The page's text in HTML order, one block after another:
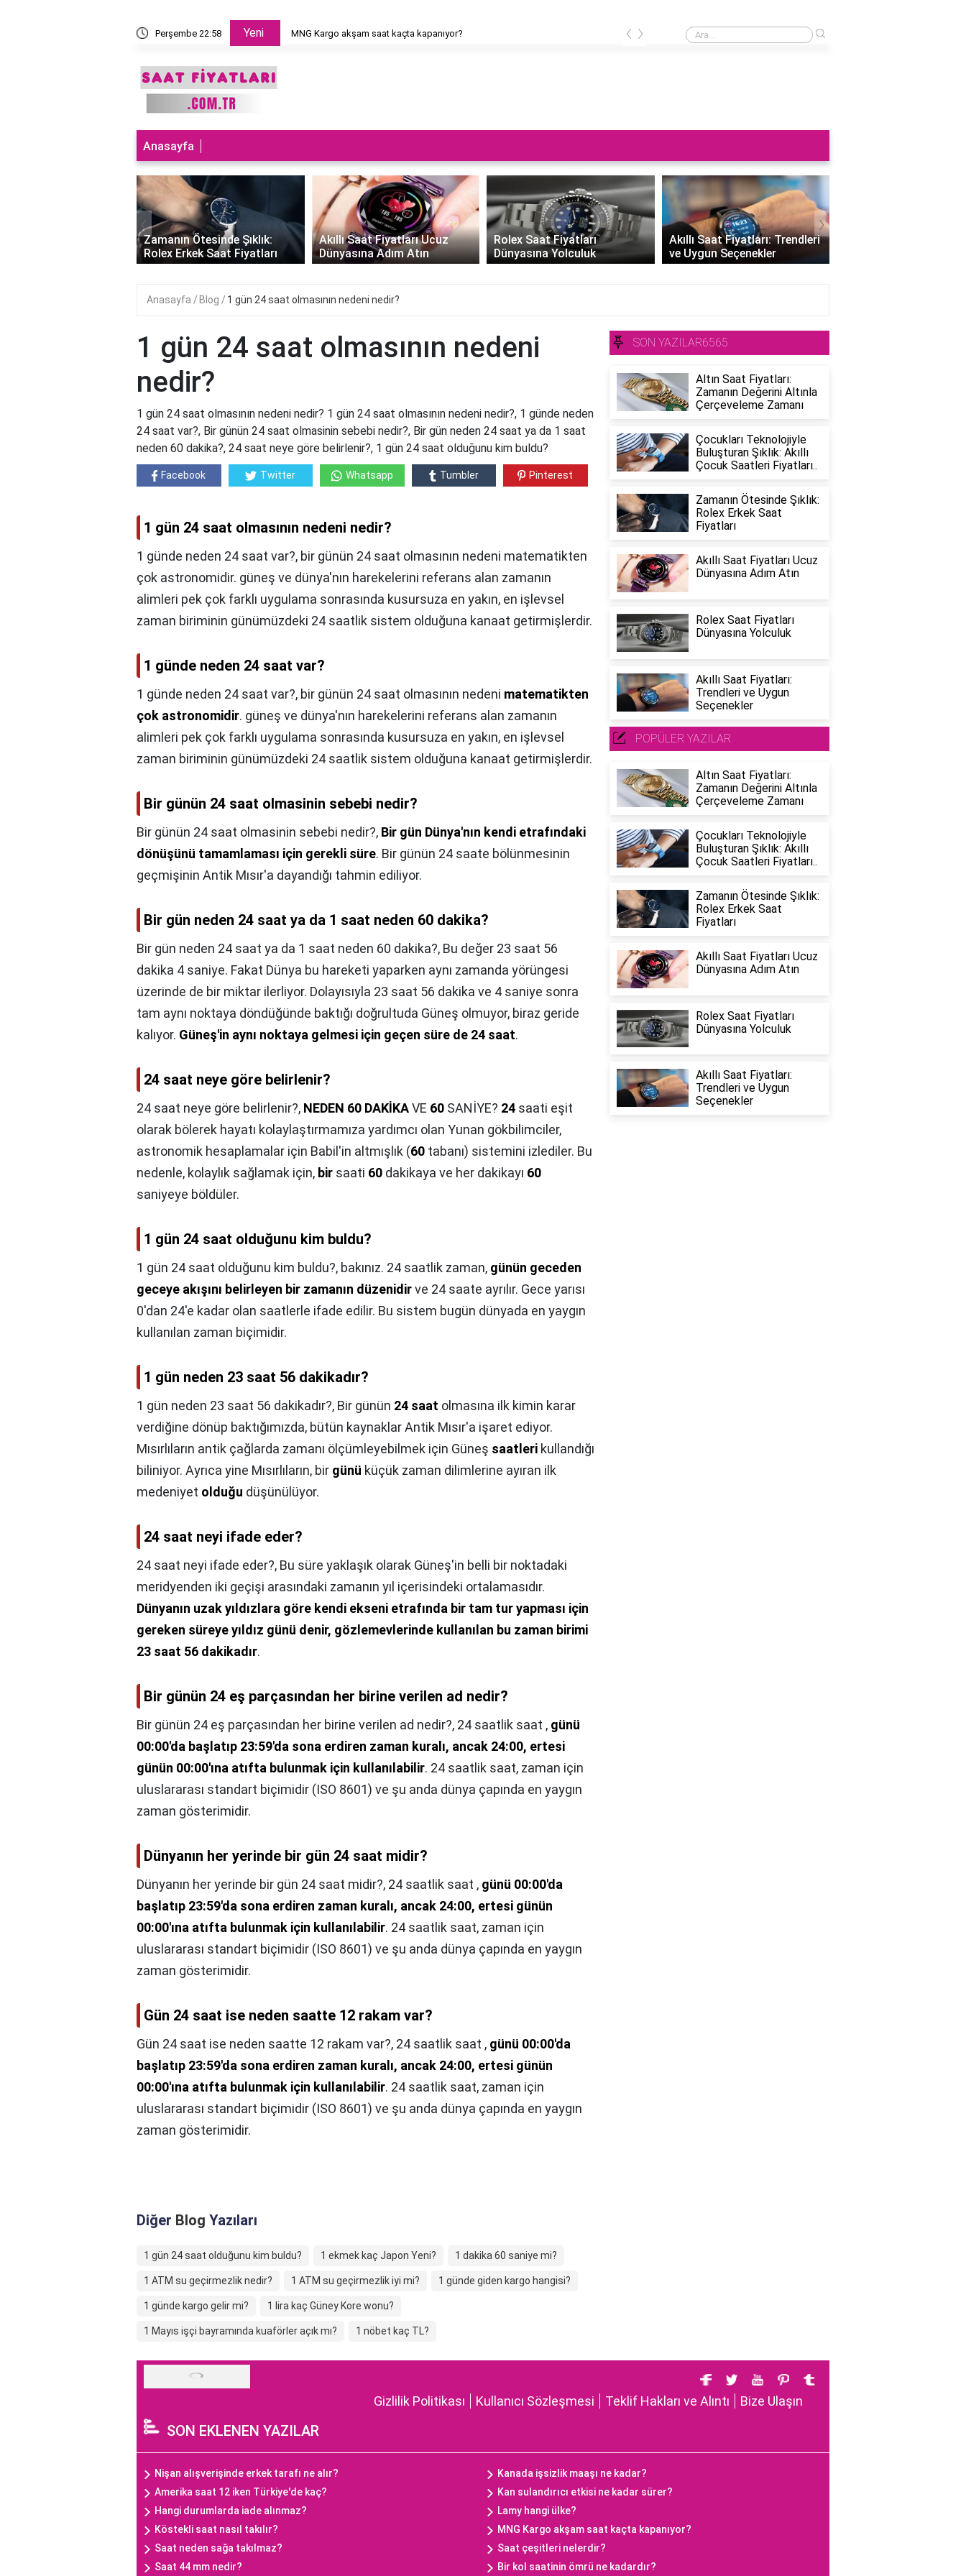
Perşembe 22:58 Yeni MNG Kargo akşam saat kaçta kapanıyor? Saat neden sağa takılmaz?
‹ ›
Anasayfa
Zamanın Ötesinde Şıklık:
Rolex Erkek Saat Fiyatları
Akıllı Saat Fiyatları Ucuz
Dünyasına Adım Atın
Rolex Saat Fiyatları
Dünyasına Yolculuk
Akıllı Saat Fiyatları: Trendleri
ve Uygun Seçenekler
‹ ›
Anasayfa Blog 1 gün 24 saat olmasının nedeni nedir?
1 gün 24 saat olmasının nedeni
nedir?
1 gün 24 saat olmasının nedeni nedir? 1 gün 24 saat olmasının nedeni nedir?, 1 günde neden
24 saat var?, Bir günün 24 saat olmasinin sebebi nedir?, Bir gün neden 24 saat ya da 1 saat
neden 60 dakika?, 24 saat neye göre belirlenir?, 1 gün 24 saat olduğunu kim buldu?
Facebook Twitter Whatsapp Tumbler Pinterest
1 gün 24 saat olmasının nedeni nedir?
1 günde neden 24 saat var?, bir günün 24 saat olmasının nedeni matematikten
çok astronomidir. güneş ve dünya'nın harekelerini referans alan zamanın
alimleri pek çok farklı uygulama sonrasında kusursuza en yakın, en işlevsel
zaman biriminin günümüzdeki 24 saatlik sistem olduğuna kanaat getirmişlerdir.
1 günde neden 24 saat var?
1 günde neden 24 saat var?, bir günün 24 saat olmasının nedeni matematikten
çok astronomidir. güneş ve dünya'nın harekelerini referans alan zamanın
alimleri pek çok farklı uygulama sonrasında kusursuza en yakın, en işlevsel
zaman biriminin günümüzdeki 24 saatlik sistem olduğuna kanaat getirmişlerdir.
Bir günün 24 saat olmasinin sebebi nedir?
Bir günün 24 saat olmasinin sebebi nedir?, Bir gün Dünya'nın kendi etrafındaki
dönüşünü tamamlaması için gerekli süre. Bir günün 24 saate bölünmesinin
geçmişinin Antik Mısır'a dayandığı tahmin ediliyor.
Bir gün neden 24 saat ya da 1 saat neden 60 dakika?
Bir gün neden 24 saat ya da 1 saat neden 60 dakika?, Bu değer 23 saat 56
dakika 4 saniye. Fakat Dünya bu hareketi yaparken aynı zamanda yörüngesi
üzerinde de bir miktar ilerliyor. Dolayısıyla 23 saat 56 dakika ve 4 saniye sonra
tam aynı noktaya döndüğünde baktığı doğrultuda Güneş olmuyor, biraz geride
kalıyor. Güneş'in aynı noktaya gelmesi için geçen süre de 24 saat.
24 saat neye göre belirlenir?
24 saat neye göre belirlenir?, NEDEN 60 DAKİKAVE 60 SANİYE? 24 saati eşit
olarak bölerek hayatı kolaylaştırmamıza yardımcı olan Yunan gökbilimciler,
astronomik hesaplamalar için Babil'in altmışlık (60 tabanı) sistemini izlediler. Bu
nedenle, kolaylık sağlamak için, bir saati 60 dakikaya ve her dakikayı 60
saniyeye böldüler.
1 gün 24 saat olduğunu kim buldu?
1 gün 24 saat olduğunu kim buldu?, bakınız. 24 saatlik zaman, günün geceden
geceye akışını belirleyen bir zamanın düzenidirve 24 saate ayrılır. Gece yarısı
0'dan 24'e kadar olan saatlerle ifade edilir. Bu sistem bugün dünyada en yaygın
kullanılan zaman biçimidir.
1 gün neden 23 saat 56 dakikadır?
1 gün neden 23 saat 56 dakikadır?, Bir günün 24 saat olmasına ilk kimin karar
verdiğine dönüp baktığımızda, bütün kaynaklar Antik Mısır'a işaret ediyor.
Mısırlıların antik çağlarda zamanı ölçümleyebilmek için Güneş saatleri kullandığı
biliniyor. Ayrıca yine Mısırlıların, bir günü küçük zaman dilimlerine ayıran ilk
medeniyet olduğu düşünülüyor.
24 saat neyi ifade eder?
24 saat neyi ifade eder?, Bu süre yaklaşık olarak Güneş'in belli bir noktadaki
meridyenden iki geçişi arasındaki zamanın yıl içerisindeki ortalamasıdır.
Dünyanın uzak yıldızlara göre kendi ekseni etrafında bir tam tur yapması için
gereken süreye yıldız günü denir, gözlemevlerinde kullanılan bu zaman birimi
23 saat 56 dakikadır.
Bir günün 24 eş parçasından her birine verilen ad nedir?
Bir günün 24 eş parçasından her birine verilen ad nedir?, 24 saatlik saat , günü
00:00'da başlatıp 23:59'da sona erdiren zaman kuralı, ancak 24:00, ertesi
günün 00:00'ına atıfta bulunmak için kullanılabilir. 24 saatlik saat, zaman için
uluslararası standart biçimidir (ISO 8601) ve şu anda dünya çapında en yaygın
zaman gösterimidir.
Dünyanın her yerinde bir gün 24 saat midir?
Dünyanın her yerinde bir gün 24 saat midir?, 24 saatlik saat , günü 00:00'da
başlatıp 23:59'da sona erdiren zaman kuralı, ancak 24:00, ertesi günün
00:00'ına atıfta bulunmak için kullanılabilir. 24 saatlik saat, zaman için
uluslararası standart biçimidir (ISO 8601) ve şu anda dünya çapında en yaygın
zaman gösterimidir.
Gün 24 saat ise neden saatte 12 rakam var?
Gün 24 saat ise neden saatte 12 rakam var?, 24 saatlik saat , günü 00:00'da
başlatıp 23:59'da sona erdiren zaman kuralı, ancak 24:00, ertesi günün
00:00'ına atıfta bulunmak için kullanılabilir. 24 saatlik saat, zaman için
uluslararası standart biçimidir (ISO 8601) ve şu anda dünya çapında en yaygın
zaman gösterimidir.
Diğer Blog Yazıları
1 gün 24 saat olduğunu kim buldu? 1 ekmek kaç Japon Yeni? 1 dakika 60 saniye mi?
1 ATM su geçirmezlik nedir? 1 ATM su geçirmezlik iyi mi? 1 günde giden kargo hangisi?
1 günde kargo gelir mi? 1 lira kaç Güney Kore wonu?
1 Mayıs işçi bayramında kuaförler açık mı? 1 nöbet kaç TL?
SON YAZILAR6565
Altın Saat Fiyatları:
Zamanın Değerini Altınla
Çerçeveleme Zamanı
Çocukları Teknolojiyle
Buluşturan Şıklık: Akıllı
Çocuk Saatleri Fiyatları..
Zamanın Ötesinde Şıklık:
Rolex Erkek Saat
Fiyatları
Akıllı Saat Fiyatları Ucuz
Dünyasına Adım Atın
Rolex Saat Fiyatları
Dünyasına Yolculuk
Akıllı Saat Fiyatları:
Trendleri ve Uygun
Seçenekler
POPÜLER YAZILAR
Altın Saat Fiyatları:
Zamanın Değerini Altınla
Çerçeveleme Zamanı
Çocukları Teknolojiyle
Buluşturan Şıklık: Akıllı
Çocuk Saatleri Fiyatları..
Zamanın Ötesinde Şıklık:
Rolex Erkek Saat
Fiyatları
Akıllı Saat Fiyatları Ucuz
Dünyasına Adım Atın
Rolex Saat Fiyatları
Dünyasına Yolculuk
Akıllı Saat Fiyatları:
Trendleri ve Uygun
Seçenekler
Gizlilik Politikası Kullanıcı Sözleşmesi Teklif Hakları ve Alıntı Bize Ulaşın
SON EKLENEN YAZILAR
Nişan alışverişinde erkek tarafı ne alır?
Kanada işsizlik maaşı ne kadar?
Amerika saat 12 iken Türkiye'de kaç?
Kan sulandırıcı etkisi ne kadar sürer?
Hangi durumlarda iade alınmaz?
Lamy hangi ülke?
Köstekli saat nasıl takılır?
MNG Kargo akşam saat kaçta kapanıyor?
Saat neden sağa takılmaz?
Saat çeşitleri nelerdir?
Saat 44 mm nedir?
Bir kol saatinin ömrü ne kadardır?